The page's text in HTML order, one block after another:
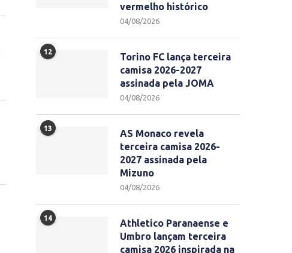
vermelho histórico
04/08/2026
12
Torino FC lança terceira
camisa 2026-2027
assinada pela JOMA
04/08/2026
13
AS Monaco revela
terceira camisa 2026-
2027 assinada pela
Mizuno
04/08/2026
14
Athletico Paranaense e
Umbro lançam terceira
camisa 2026 inspirada na